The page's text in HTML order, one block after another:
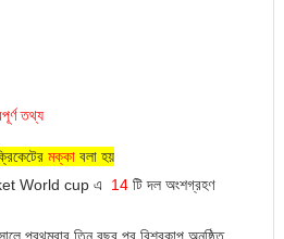
তথ্য
মক্কাবলা হয়
World cup এ 14 টি দল অংশগ্রহণ